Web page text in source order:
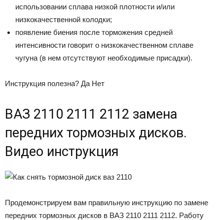
использовании сплава низкой плотности и/или
низкокачественной колодки;
появление биения после торможения средней
интенсивности говорит о низкокачественном сплаве
чугуна (в нем отсутствуют необходимые присадки).
Инструкция полезна? Да Нет
ВАЗ 2110 2111 2112 замена
передних тормозных дисков.
Видео инструкция
Продемонстрируем вам правильную инструкцию по замене
передних тормозных дисков в ВАЗ 2110 2111 2112. Работу